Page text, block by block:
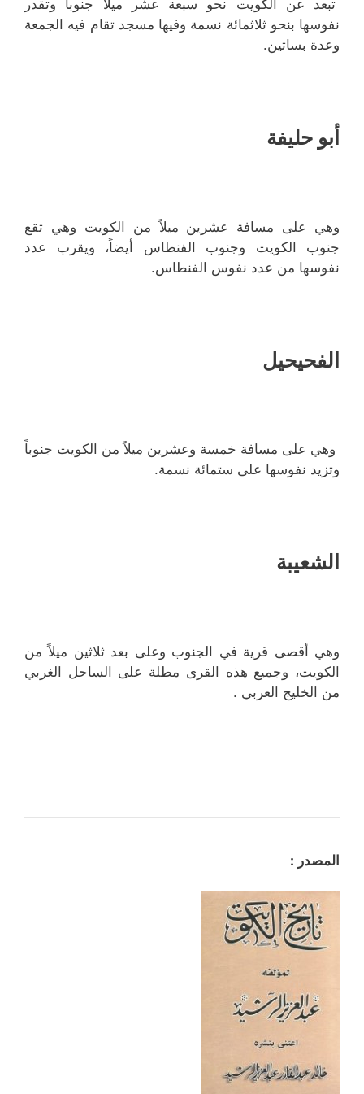
تبعد عن الكويت نحو سبعة عشر ميلاً جنوباً وتقدر
نفوسها بنحو ثلاثمائة نسمة وفيها مسجد تقام فيه الجمعة
وعدة بساتين.
أبو حليفة
وهي على مسافة عشرين ميلاً من الكويت وهي تقع
جنوب الكويت وجنوب الفنطاس أيضاً، ويقرب عدد
نفوسها من عدد نفوس الفنطاس.
الفحيحيل
وهي على مسافة خمسة وعشرين ميلاً من الكويت جنوباً
وتزيد نفوسها على ستمائة نسمة.
الشعيبة
وهي أقصى قرية في الجنوب وعلى بعد ثلاثين ميلاً من
الكويت، وجميع هذه القرى مطلة على الساحل الغربي
من الخليج العربي .
المصدر :